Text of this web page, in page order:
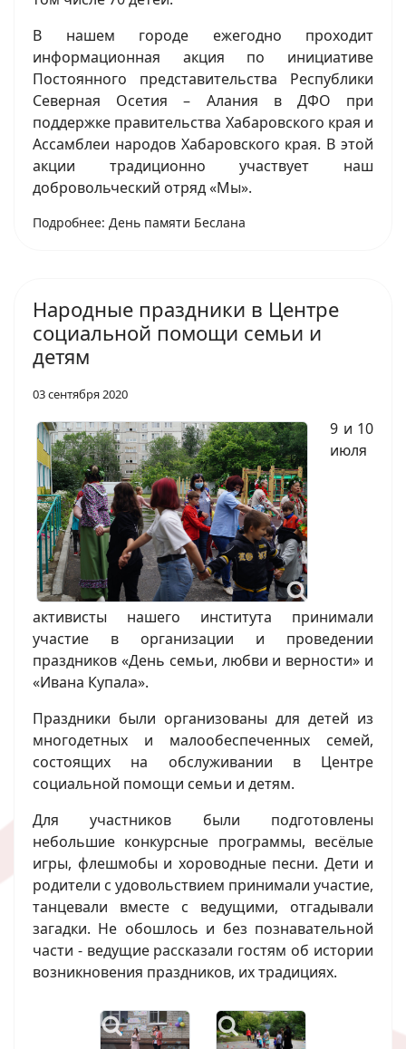
В нашем городе ежегодно проходит
информационная акция по инициативе
Постоянного представительства Республики
Северная Осетия – Алания в ДФО при
поддержке правительства Хабаровского края и
Ассамблеи народов Хабаровского края. В этой
акции традиционно участвует наш
добровольческий отряд «Мы».
Подробнее: День памяти Беслана
Народные праздники в Центре
социальной помощи семьи и
детям
03 сентября 2020
9 и 10
июля
активисты нашего института принимали
участие в организации и проведении
праздников «День семьи, любви и верности» и
«Ивана Купала».
Праздники были организованы для детей из
многодетных и малообеспеченных семей,
состоящих на обслуживании в Центре
социальной помощи семьи и детям.
Для участников были подготовлены
небольшие конкурсные программы, весёлые
игры, флешмобы и хороводные песни. Дети и
родители с удовольствием принимали участие,
танцевали вместе с ведущими, отгадывали
загадки. Не обошлось и без познавательной
части - ведущие рассказали гостям об истории
возникновения праздников, их традициях.